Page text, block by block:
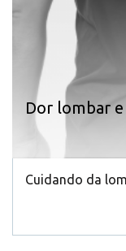
Dor lombar
Cuidando da